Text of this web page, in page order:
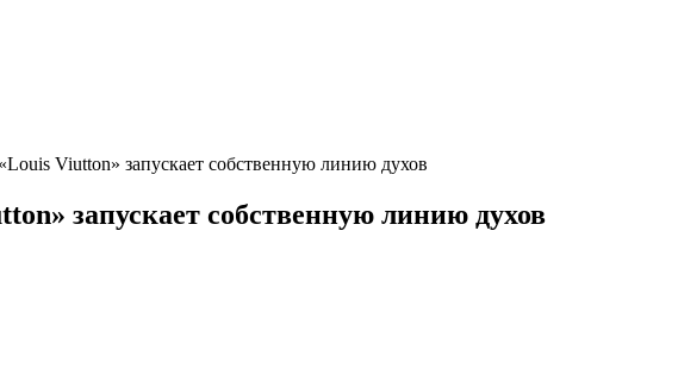
Viutton» запускает собственную линию духов
запускает собственную линию духов